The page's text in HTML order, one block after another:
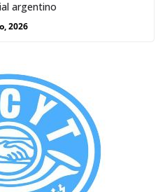
argentino
2026